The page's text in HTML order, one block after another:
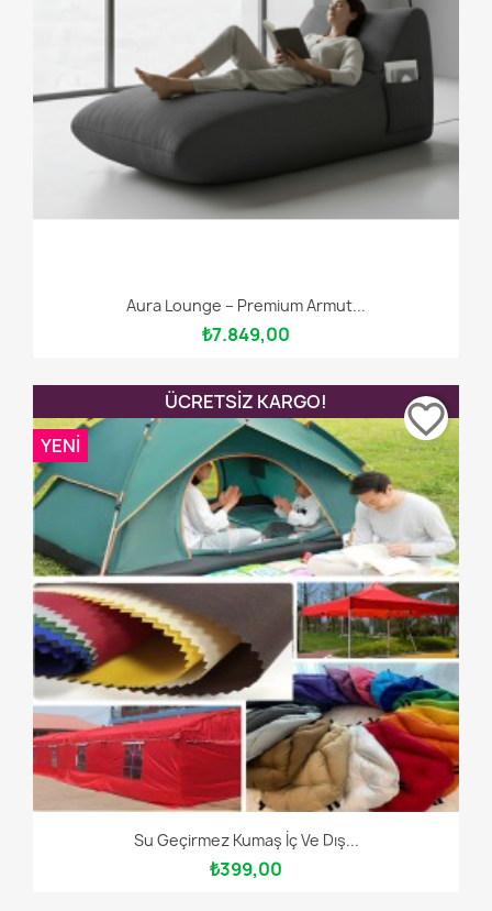
Aura Lounge – Premium Armut...
₺7.849,00
Su Geçirmez Kumaş İç Ve Dış...
₺399,00
ÜCRETSIZ KARGO!
YENI
favorite_border